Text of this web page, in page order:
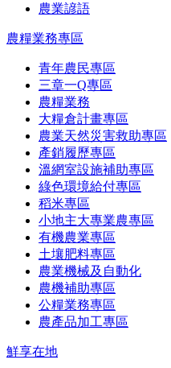
農業諺語
農糧業務專區
青年農民專區
三章一Q專區
農糧業務
大糧倉計畫專區
農業天然災害救助專區
產銷履歷專區
溫網室設施補助專區
綠色環境給付專區
稻米專區
小地主大專業農專區
有機農業專區
土壤肥料專區
農業機械及自動化
農機補助專區
公糧業務專區
農產品加工專區
鮮享在地